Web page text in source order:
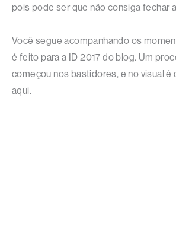
pois pode ser que não consiga fechar
Você segue acompanhando os
é feito para a ID 2017 do blog. Um
começou nos bastidores, e no visual é
aqui.